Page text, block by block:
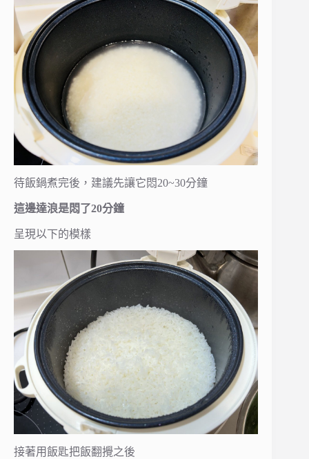
待飯鍋煮完後，建議先讓它悶20~30分鐘
這邊達浪是悶了20分鐘
呈現以下的模樣
接著用飯匙把飯翻攪之後